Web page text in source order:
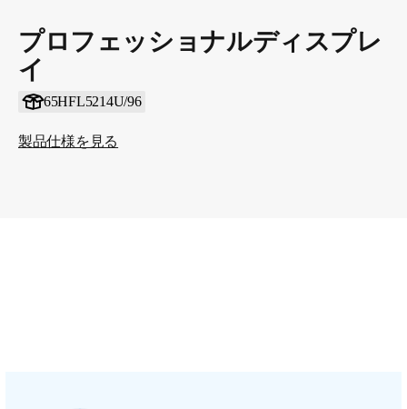
プロフェッショナルディスプレ
イ
65HFL5214U/96
製品仕様を見る